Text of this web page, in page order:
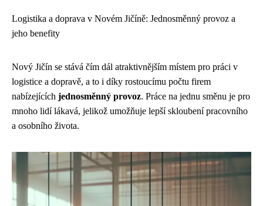
Logistika a doprava v Novém Jičíně: Jednosměnný provoz a
jeho benefity
Nový Jičín se stává čím dál atraktivnějším místem pro práci v
logistice a dopravě, a to i díky rostoucímu počtu firem
nabízejících jednosměnný provoz. Práce na jednu směnu je pro
mnoho lidí lákavá, jelikož umožňuje lepší skloubení pracovního
a osobního života.